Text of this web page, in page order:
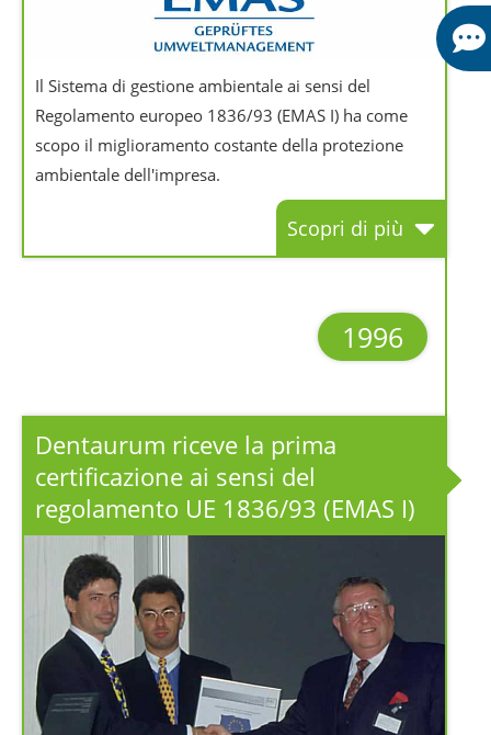
Il Sistema di gestione ambientale ai sensi del
Regolamento europeo 1836/93 (EMAS I) ha come
scopo il miglioramento costante della protezione
ambientale dell'impresa.
Scopri di più
1996
Dentaurum riceve la prima
certificazione ai sensi del
regolamento UE 1836/93 (EMAS I)